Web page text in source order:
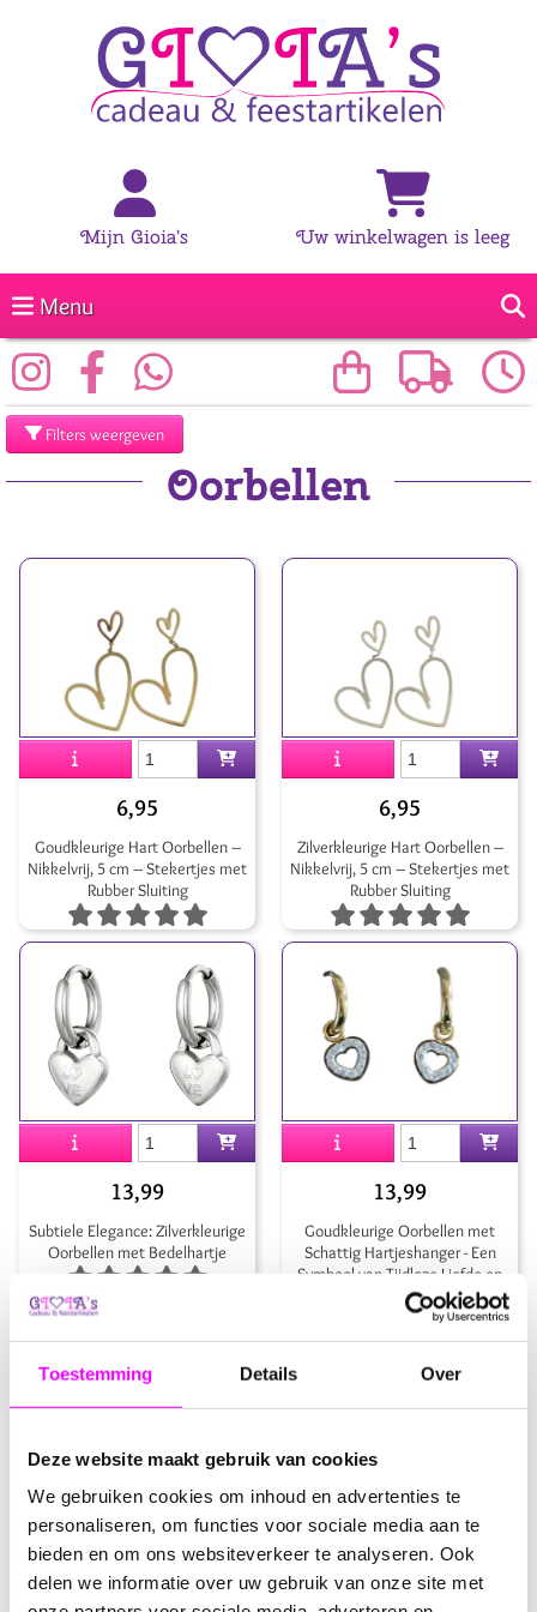
Toestemming Details Over
Deze website maakt gebruik van cookies
We gebruiken cookies om inhoud en advertenties te
personaliseren, om functies voor sociale media aan te
bieden en om ons websiteverkeer te analyseren. Ook
delen we informatie over uw gebruik van onze site met
Mijn Gioia's Uw winkelwagen is leeg
Menu
Filters weergeven
Oorbellen
6,95
Goudkleurige Hart Oorbellen –
Nikkelvrij, 5 cm – Stekertjes met
Rubber Sluiting
6,95
Zilverkleurige Hart Oorbellen –
Nikkelvrij, 5 cm – Stekertjes met
Rubber Sluiting
13,99
Subtiele Elegance: Zilverkleurige
Oorbellen met Bedelhartje
13,99
Goudkleurige Oorbellen met
Schattig Hartjeshanger - Een
Symbool van Tijdloze Liefde en
Elegantie
13,99 13,99